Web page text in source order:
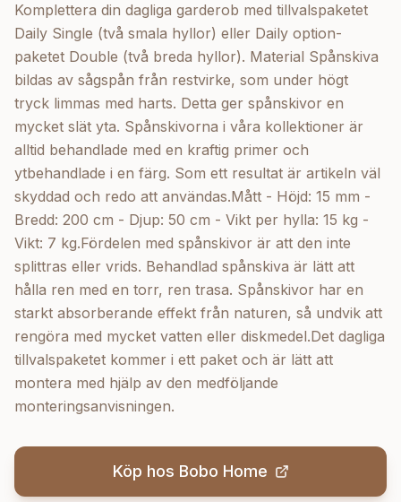
Komplettera din dagliga garderob med tillvalspaketet
Daily Single (två smala hyllor) eller Daily option-
paketet Double (två breda hyllor). Material Spånskiva
bildas av sågspån från restvirke, som under högt
tryck limmas med harts. Detta ger spånskivor en
mycket slät yta. Spånskivorna i våra kollektioner är
alltid behandlade med en kraftig primer och
ytbehandlade i en färg. Som ett resultat är artikeln väl
skyddad och redo att användas.Mått - Höjd: 15 mm -
Bredd: 200 cm - Djup: 50 cm - Vikt per hylla: 15 kg -
Vikt: 7 kg.Fördelen med spånskivor är att den inte
splittras eller vrids. Behandlad spånskiva är lätt att
hålla ren med en torr, ren trasa. Spånskivor har en
starkt absorberande effekt från naturen, så undvik att
rengöra med mycket vatten eller diskmedel.Det dagliga
tillvalspaketet kommer i ett paket och är lätt att
montera med hjälp av den medföljande
monteringsanvisningen.
Köp hos Bobo Home